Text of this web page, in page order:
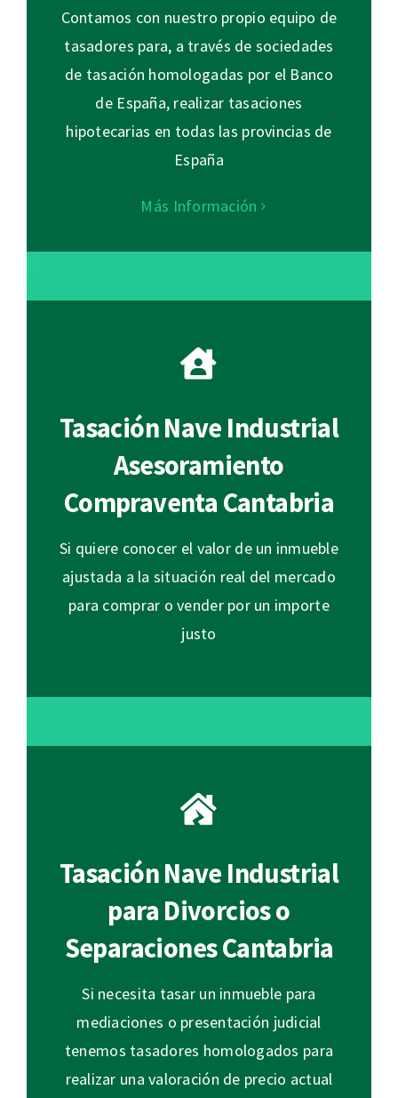
Contamos con nuestro propio equipo de
tasadores para, a través de sociedades
de tasación homologadas por el Banco
de España, realizar tasaciones
hipotecarias en todas las provincias de
España
Más Información
Tasación Nave Industrial
Asesoramiento
Compraventa Cantabria
Si quiere conocer el valor de un inmueble
ajustada a la situación real del mercado
para comprar o vender por un importe
justo
Tasación Nave Industrial
para Divorcios o
Separaciones Cantabria
Si necesita tasar un inmueble para
mediaciones o presentación judicial
tenemos tasadores homologados para
realizar una valoración de precio actual